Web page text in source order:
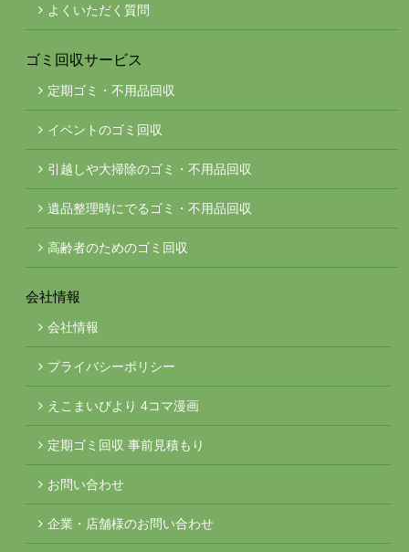
よくいただく質問
ゴミ回収サービス
定期ゴミ・不用品回収
イベントのゴミ回収
引越しや大掃除のゴミ・不用品回収
遺品整理時にでるゴミ・不用品回収
高齢者のためのゴミ回収
会社情報
会社情報
プライバシーポリシー
えこまいびより 4コマ漫画
定期ゴミ回収 事前見積もり
お問い合わせ
企業・店舗様のお問い合わせ